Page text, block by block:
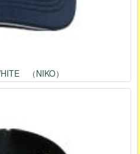
（NIKO）